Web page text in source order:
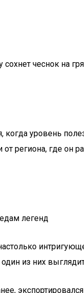
чеснок на
когда уровень
региона, где он
легенд
из них